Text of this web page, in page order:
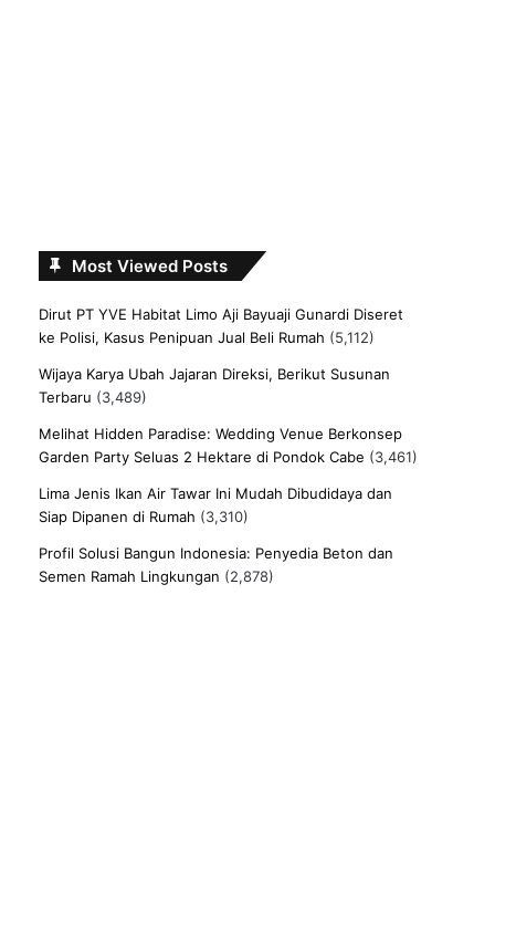
Most Viewed Posts
Dirut PT YVE Habitat Limo Aji Bayuaji Gunardi Diseret
ke Polisi, Kasus Penipuan Jual Beli Rumah (5,112)
Wijaya Karya Ubah Jajaran Direksi, Berikut Susunan
Terbaru (3,489)
Melihat Hidden Paradise: Wedding Venue Berkonsep
Garden Party Seluas 2 Hektare di Pondok Cabe (3,461)
Lima Jenis Ikan Air Tawar Ini Mudah Dibudidaya dan
Siap Dipanen di Rumah (3,310)
Profil Solusi Bangun Indonesia: Penyedia Beton dan
Semen Ramah Lingkungan (2,878)